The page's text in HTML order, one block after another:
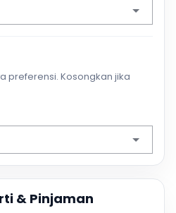
preferensi. Kosongkan jika
& Pinjaman